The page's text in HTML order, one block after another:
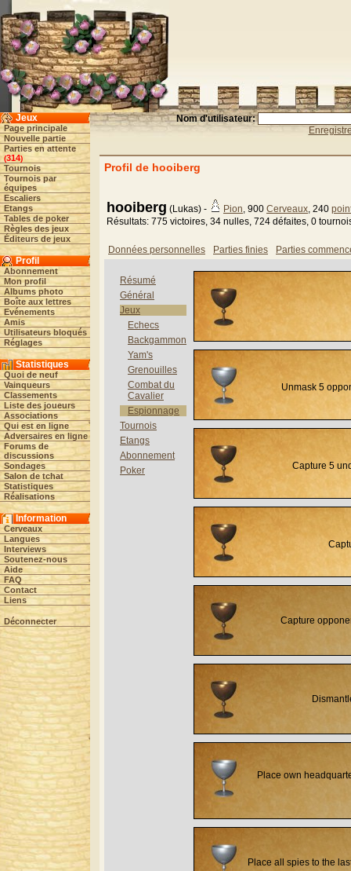
Jeux
Page principale
Nouvelle partie
Parties en attente
(314)
Tournois
Tournois par
équipes
Escaliers
Etangs
Tables de poker
Règles des jeux
Éditeurs de jeux
Profil
Abonnement
Mon profil
Albums photo
Boîte aux lettres
Evénements
Amis
Utilisateurs bloqués
Réglages
Statistiques
Quoi de neuf
Vainqueurs
Classements
Liste des joueurs
Associations
Qui est en ligne
Adversaires en ligne
Forums de
discussions
Sondages
Salon de tchat
Statistiques
Réalisations
Information
Cerveaux
Langues
Interviews
Soutenez-nous
Aide
FAQ
Contact
Liens
Déconnecter
Nom d'utilisateur:
Profil de hooiberg
hooiberg (Lukas) - Pion, 900 Cerveaux, 240
Résultats: 775 victoires, 34 nulles, 724 défaites, 0
Données personnelles Parties finies Parties
Résumé
Général
Jeux
Echecs
Backgammon
Yam's
Grenouilles
Combat du
Cavalier
Espionnage
Tournois
Etangs
Abonnement
Poker
Unmask 5
Capture 5
Capture
Place own
Place all spies to the